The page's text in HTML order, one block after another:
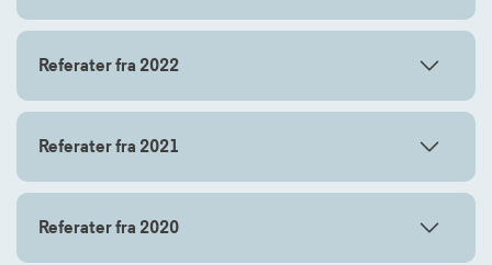
Referater fra 2022
Referater fra 2021
Referater fra 2020